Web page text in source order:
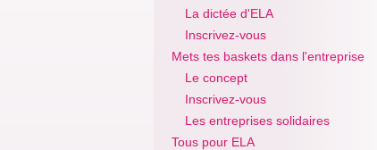
La dictée d'ELA
Inscrivez-vous
Mets tes baskets dans l'entreprise
Le concept
Inscrivez-vous
Les entreprises solidaires
Tous pour ELA